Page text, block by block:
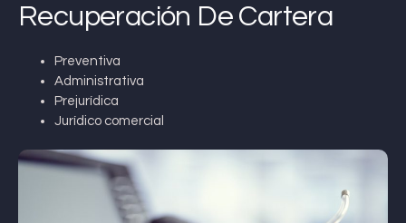
Recuperación De Cartera
Preventiva
Administrativa
Prejurídica
Jurídico comercial